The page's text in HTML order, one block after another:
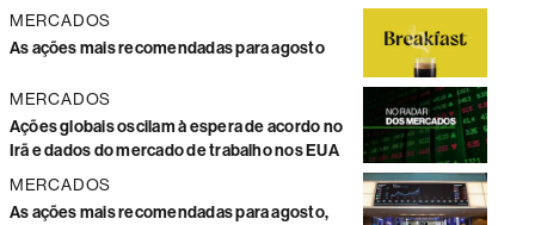
MERCADOS
As ações mais recomendadas para agosto
MERCADOS
Ações globais oscilam à espera de acordo no
Irã e dados do mercado de trabalho nos EUA
MERCADOS
As ações mais recomendadas para agosto,